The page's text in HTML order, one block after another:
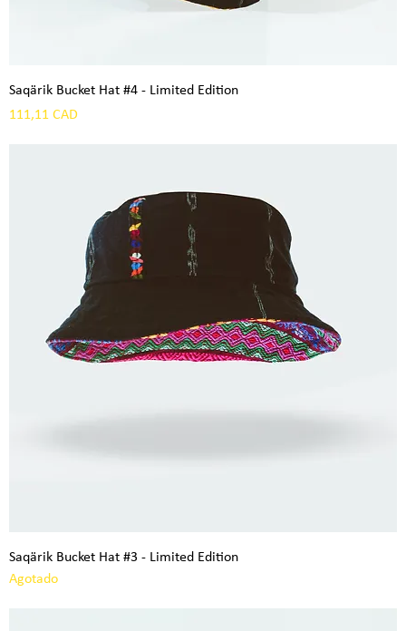
Saqärik Bucket Hat #4 - Limited Edition
Precio
111,11 CAD
Saqärik Bucket Hat #3 - Limited Edition
Agotado